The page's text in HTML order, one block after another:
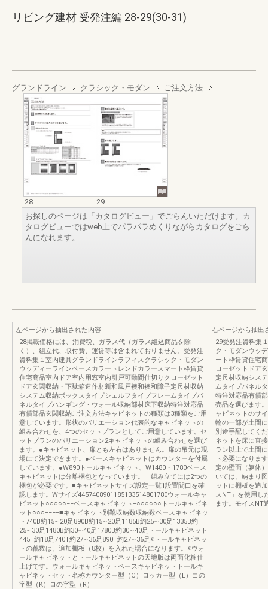
リビング建材 受発注編 28-29(30-31)
グランドライン クラシック・モダン ご注文方法
28
29
お探しのページは「カタログビュー」でごらんいただけます。カ
タログビューではweb上でパラパラめくりながらカタログをごら
んになれます。
左ページから抽出された内容
28掲載価格には、消費税、ガラス代（ガラス組込商品を除
く）、組立代、取付費、運賃等は含まれておりません。受発注
資料集１室内建具グランドラインラフィスクラシック・モダン
ウッディーラインベースカラートレンドカラースマート枠賃貸
住宅商品室内ドア室内用窓室内引戸可動間仕切りクローゼット
ドア玄関収納・下駄箱造作材新和風戸襖和襖和障子定尺材収納
システム収納ボックスタイプシェルフタイプフレームタイプパ
ネルタイプハンギング・ウォール収納部材床下収納特注対応品
有償部品玄関収納ご注文方法キャビネットの種類は3種類をご用
意しています。形状のバリエーション代表的なキャビネットの
組み合わせを、4つのセットプランとしてご用意しています。セ
ットプランのバリエーション2キャビネットの組み合わせを選び
ます。●キャビネット、扉とも左右はありません。扉の吊元は現
場にて決定できます。●ベースキャビネットはカウンターを付属
しています。●W890トールキャビネット、W1480・1780ベース
キャビネットは分離梱包となっています。 組み立てには2つの
梱包が必要です。■キャビネットサイズ設定一覧1設置間口を確
認します。Wサイズ4457408901185133514801780ウォールキャ
ビネット○○○○○−−ベースキャビネット−○○○○○○トールキャビネ
ット○○○−−−−■キャビネット別靴収納数収納数ベースキャビネッ
ト740B約15∼20足890B約15∼20足1185B約25∼30足1335B約
25∼30足1480B約30∼40足1780B約30∼40足トールキャビネット
445T約18足740T約27∼36足890T約27∼36足※トールキャビネッ
トの靴数は、追加棚板（8枚）を入れた場合になります。※ウォ
ールキャビネットとトールキャビネットの天地版は両面化粧仕
上げです。ウォールキャビネットベースキャビネットトールキ
ャビネットセット名称カウンター型（C）ロッカー型（L）コの
字型（K）ロの字型（R）
右ページから抽出
29受発注資料集
ク・モダンウッ
ート枠賃貸住宅
ローゼットドア
定尺材収納シス
ムタイプパネル
特注対応品有償
売品を選びます
ャビネットのサ
輪の一部が土間
別途手配してく
ネットを床に直
ラン以上で土間
ト必要になりま
定の壁面（躯体
いては、納まり
ットに棚板を追
スNT」を使用し
ます。モイスNT